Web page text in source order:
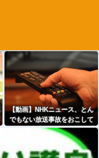
【動画】NHKニュース、とん
でもない放送事故をおこして
しまうｗｗｗｗｗｗｗ